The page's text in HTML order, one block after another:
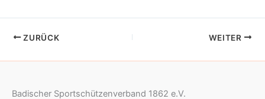
ZURÜCK WEITER
Badischer Sportschützenverband 1862 e.V.